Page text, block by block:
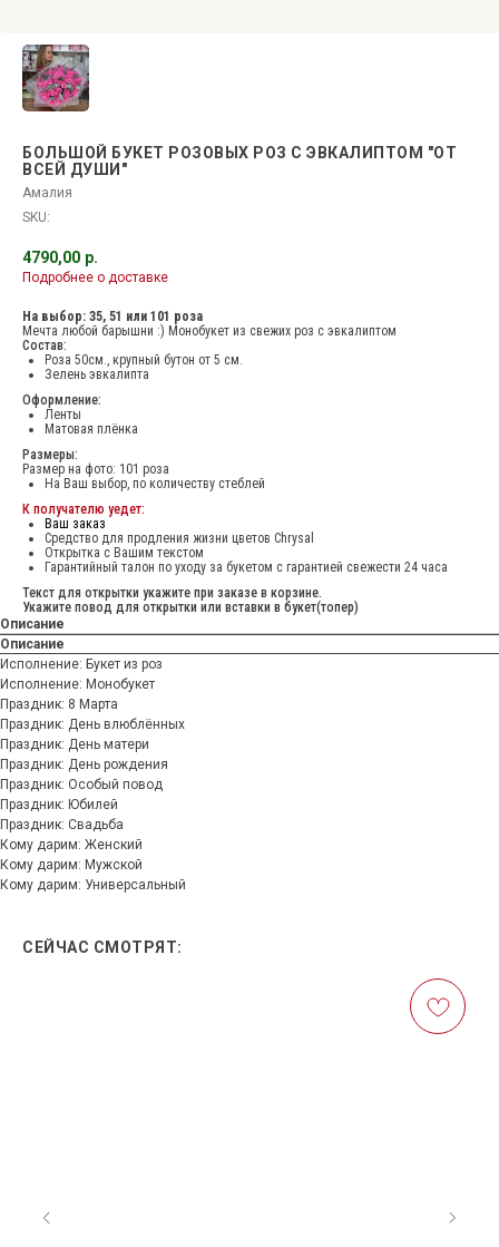
БОЛЬШОЙ БУКЕТ РОЗОВЫХ РОЗ С ЭВКАЛИПТОМ "ОТ
ВСЕЙ ДУШИ"
Амалия
SKU:
4790,00 р.
Подробнее о доставке
На выбор: 35, 51 или 101 роза
Мечта любой барышни :) Монобукет из свежих роз с эвкалиптом
Состав:
Роза 50см., крупный бутон от 5 см.
Зелень эвкалипта
Оформление:
Ленты
Матовая плёнка
Размеры:
Размер на фото: 101 роза
На Ваш выбор, по количеству стеблей
К получателю уедет:
Ваш заказ
Средство для продления жизни цветов Chrysal
Открытка с Вашим текстом
Гарантийный талон по уходу за букетом с гарантией свежести 24 часа
Текст для открытки укажите при заказе в корзине.
Укажите повод для открытки или вставки в букет(топер)
Описание
Описание
Исполнение: Букет из роз
Исполнение: Монобукет
Праздник: 8 Марта
Праздник: День влюблённых
Праздник: День матери
Праздник: День рождения
Праздник: Особый повод
Праздник: Юбилей
Праздник: Свадьба
Кому дарим: Женский
Кому дарим: Мужской
Кому дарим: Универсальный
СЕЙЧАС СМОТРЯТ: